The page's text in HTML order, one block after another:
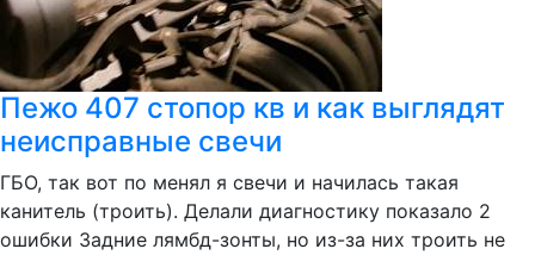
Пежо 407 стопор кв и как выглядят
неисправные свечи
ГБО, так вот по менял я свечи и начилась такая
канитель (троить). Делали диагностику показало 2
ошибки Задние лямбд-зонты, но из-за них троить не